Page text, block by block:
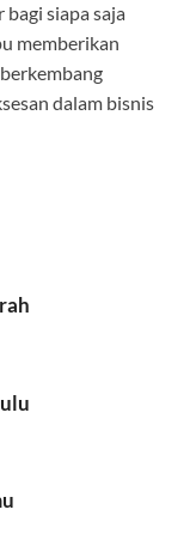
bagi siapa saja
memberikan
dalam bisnis